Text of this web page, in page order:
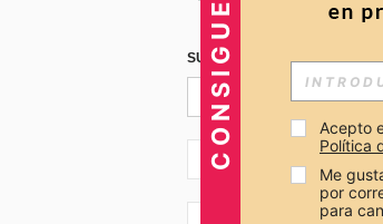
SUSCRÍBETE PARA RECIBIR
CO + 57
Acepto
Política
Me
por
para